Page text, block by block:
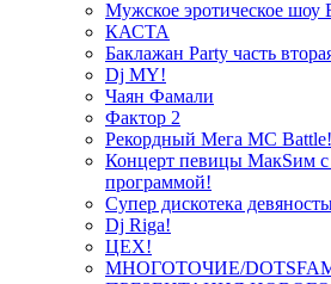
Мужское эротическое
КАСТА
Баклажан Party часть
Dj MY!
Чаян Фамали
Фактор 2
Рекордный Мега МС Battle!
Концерт певицы МакSим с
программой!
Супер дискотека
Dj Riga!
ЦЕХ!
МНОГОТОЧИЕ/